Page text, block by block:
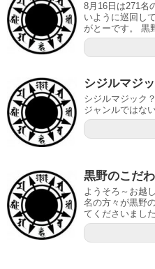
8月16日は271名
いように巡回し
がとーです。 黒
シジルマジ
シジルマジック
ジャンルではな
黒野のこだ
ようそろ～お越
名の方々が黒野
てくださいまし